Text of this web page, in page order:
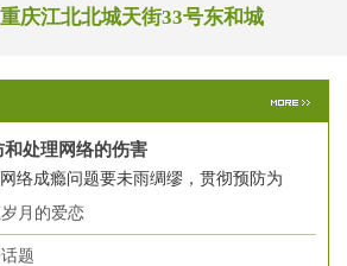
重庆江北北城天街33号东和城
和处理网络的伤害
络成瘾问题要未雨绸缪，贯彻预防为
月的爱恋
题